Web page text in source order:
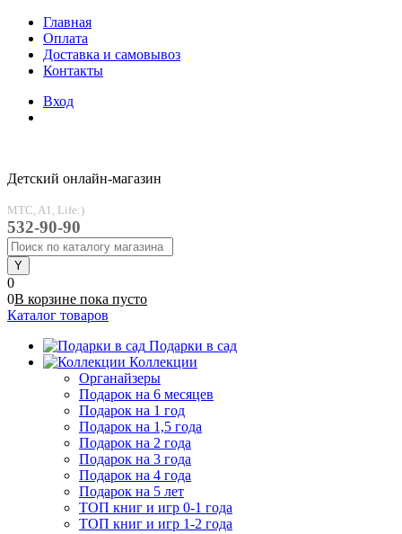
Главная
Оплата
Доставка и самовывоз
Контакты
Вход
Детский онлайн-магазин
MTC, A1, Life:)
532-90-90
0
0В корзине пока пусто
Каталог товаров
Подарки в сад
Коллекции
Органайзеры
Подарок на 6 месяцев
Подарок на 1 год
Подарок на 1,5 года
Подарок на 2 года
Подарок на 3 года
Подарок на 4 года
Подарок на 5 лет
ТОП книг и игр 0-1 года
ТОП книг и игр 1-2 года